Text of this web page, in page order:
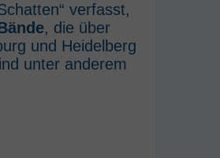
verfasst,
, die über
und Heidelberg
unter anderem